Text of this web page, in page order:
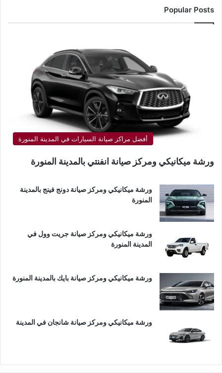
Popular Posts
أفضل مراكز صيانة السيارات في المدينة المنورة
ورشة ميكانيكي ومركز صيانة انفنتي بالمدينة المنورة
ورشة ميكانيكي ومركز صيانة دونج فينج بالمدينة
المنورة
ورشة ميكانيكي ومركز صيانة جريت وول في
المدينة المنورة
ورشة ميكانيكي ومركز صيانة بايك بالمدينة المنورة
ورشة ميكانيكي ومركز صيانة شانجان في المدينة